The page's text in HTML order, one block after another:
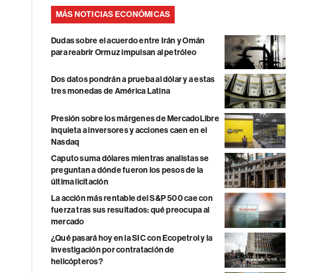
MÁS NOTICIAS ECONÓMICAS
Dudas sobre el acuerdo entre Irán y Omán
para reabrir Ormuz impulsan al petróleo
Dos datos pondrán a prueba al dólar y a estas
tres monedas de América Latina
Presión sobre los márgenes de MercadoLibre
inquieta a inversores y acciones caen en el
Nasdaq
Caputo suma dólares mientras analistas se
preguntan a dónde fueron los pesos de la
última licitación
La acción más rentable del S&P 500 cae con
fuerza tras sus resultados: qué preocupa al
mercado
¿Qué pasará hoy en la SIC con Ecopetrol y la
investigación por contratación de
helicópteros?